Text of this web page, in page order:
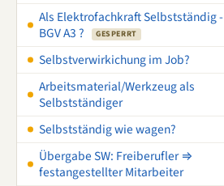
Als Elektrofachkraft Selbstständig -
BGV A3 ?
GESPERRT
Selbstverwirkichung im Job?
Arbeitsmaterial/Werkzeug als
Selbstständiger
Selbstständig wie wagen?
Übergabe SW: Freiberufler ⇒
festangestellter Mitarbeiter